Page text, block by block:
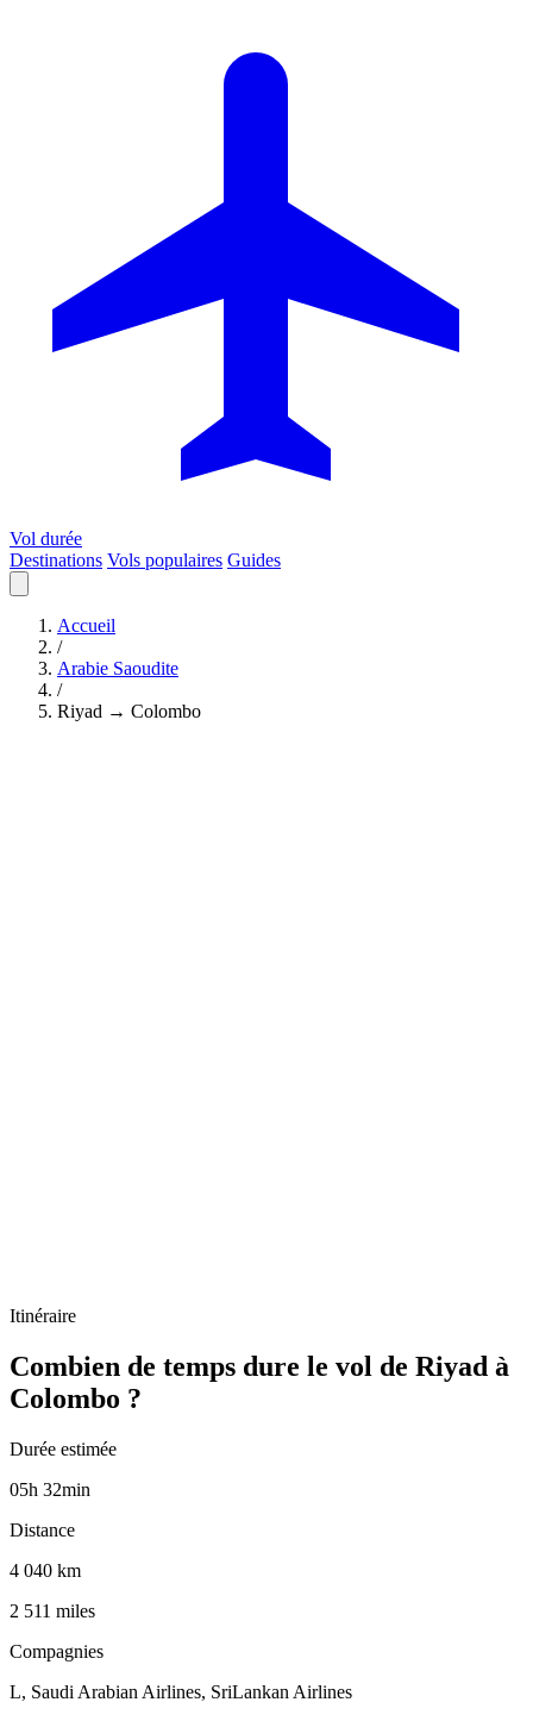
Vol durée
Destinations Vols populaires Guides
Accueil
/
Arabie Saoudite
/
Riyad → Colombo
Itinéraire
Combien de temps dure le vol de Riyad à
Colombo ?
Durée estimée
05h 32min
Distance
4 040 km
2 511 miles
Compagnies
L, Saudi Arabian Airlines, SriLankan Airlines